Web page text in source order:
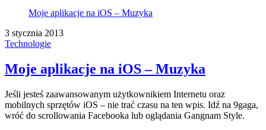
Moje aplikacje na iOS – Muzyka
3 stycznia 2013
Technologie
Moje aplikacje na iOS – Muzyka
Jeśli jesteś zaawansowanym użytkownikiem Internetu oraz
mobilnych sprzętów iOS – nie trać czasu na ten wpis. Idź na 9gaga,
wróć do scrollowania Facebooka lub oglądania Gangnam Style.